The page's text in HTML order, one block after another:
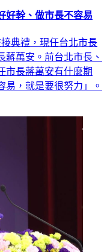
幹、做市長不容易
典禮，現任台北市長
蔣萬安。前台北市長、
市長蔣萬安有什麼期
易，就是要很努力」。